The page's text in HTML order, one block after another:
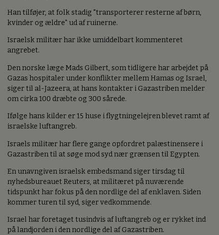
Han tilføjer, at folk stadig "transporterer resterne af børn,
kvinder og ældre" ud af ruinerne.
Israelsk militær har ikke umiddelbart kommenteret
angrebet.
Den norske læge Mads Gilbert, som tidligere har arbejdet på
Gazas hospitaler under konflikter mellem Hamas og Israel,
siger til al-Jazeera, at hans kontakter i Gazastriben melder
om cirka 100 dræbte og 300 sårede.
Ifølge hans kilder er 15 huse i flygtningelejren blevet ramt af
israelske luftangreb.
Israels militær har flere gange opfordret palæstinensere i
Gazastriben til at søge mod syd nær grænsen til Egypten.
En unavngiven israelsk embedsmand siger tirsdag til
nyhedsbureauet Reuters, at militæret på nuværende
tidspunkt har fokus på den nordlige del af enklaven. Siden
kommer turen til syd, siger vedkommende.
Israel har foretaget tusindvis af luftangreb og er rykket ind
på landjorden i den nordlige del af Gazastriben.